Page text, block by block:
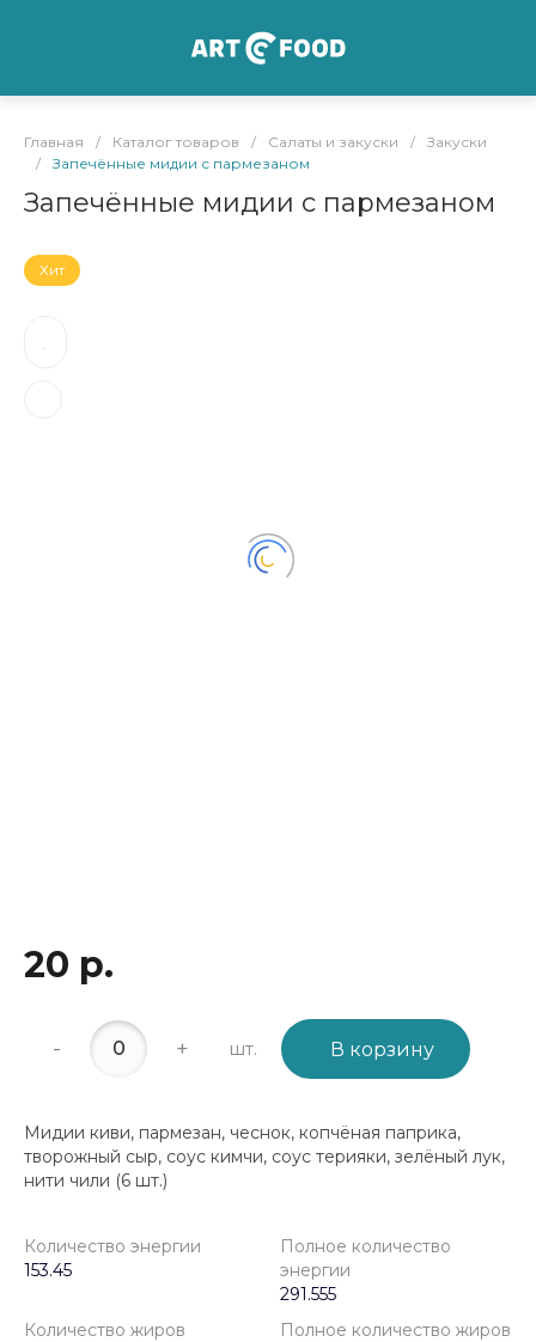
Главная / Каталог товаров / Салаты и закуски /
Закуски
/
Запечённые мидии с пармезаном
Запечённые мидии с пармезаном
Хит
20 р.
- + шт. В корзину
Мидии киви, пармезан, чеснок, копчёная паприка,
творожный сыр, соус кимчи, соус терияки, зелёный лук,
нити чили (6 шт.)
Количество энергии
153.45
Полное количество
энергии
291.555
Количество жиров
Полное количество жиров